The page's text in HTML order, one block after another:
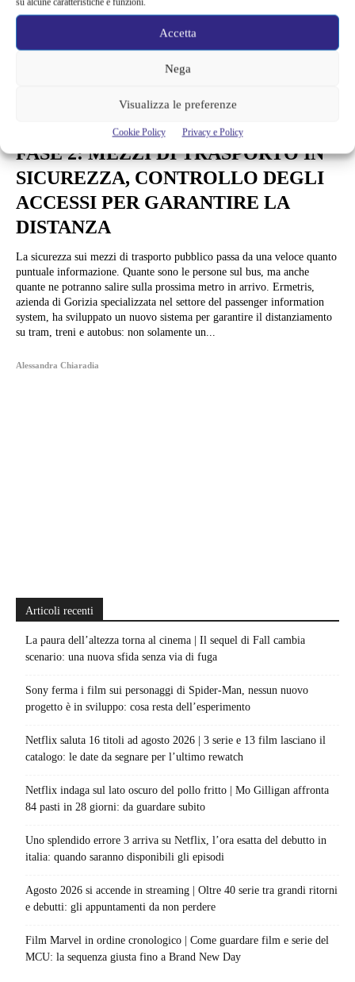
Accetta
Nega
Visualizza le preferenze
Cookie Policy Privacy e Policy
FASE 2: MEZZI DI TRASPORTO IN
SICUREZZA, CONTROLLO DEGLI
ACCESSI PER GARANTIRE LA
DISTANZA
La sicurezza sui mezzi di trasporto pubblico passa da una veloce quanto
puntuale informazione. Quante sono le persone sul bus, ma anche
quante ne potranno salire sulla prossima metro in arrivo. Ermetris,
azienda di Gorizia specializzata nel settore del passenger information
system, ha sviluppato un nuovo sistema per garantire il distanziamento
su tram, treni e autobus: non solamente un...
Alessandra Chiaradia
Articoli recenti
La paura dell’altezza torna al cinema | Il sequel di Fall cambia
scenario: una nuova sfida senza via di fuga
Sony ferma i film sui personaggi di Spider-Man, nessun nuovo
progetto è in sviluppo: cosa resta dell’esperimento
Netflix saluta 16 titoli ad agosto 2026 | 3 serie e 13 film lasciano il
catalogo: le date da segnare per l’ultimo rewatch
Netflix indaga sul lato oscuro del pollo fritto | Mo Gilligan affronta
84 pasti in 28 giorni: da guardare subito
Uno splendido errore 3 arriva su Netflix, l’ora esatta del debutto in
italia: quando saranno disponibili gli episodi
Agosto 2026 si accende in streaming | Oltre 40 serie tra grandi ritorni
e debutti: gli appuntamenti da non perdere
Film Marvel in ordine cronologico | Come guardare film e serie del
MCU: la sequenza giusta fino a Brand New Day